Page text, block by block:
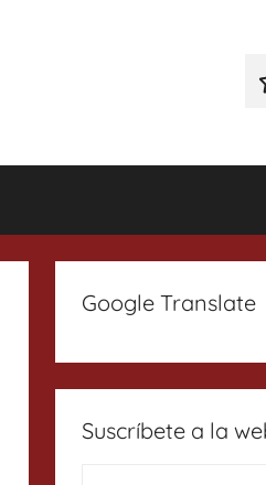
Google Translate
Suscríbete a la